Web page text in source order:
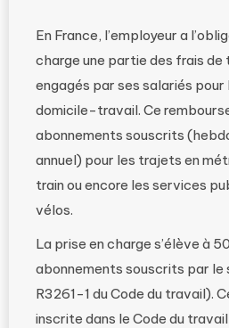
En France, l’employeur a
charge une partie des frais de
engagés par ses salariés
domicile-travail. Ce
abonnements souscrits
annuel) pour les trajets en
train ou encore les services
vélos.
La prise en charge s’élève à
abonnements souscrits par
R3261-1 du Code du travail).
inscrite dans le Code du